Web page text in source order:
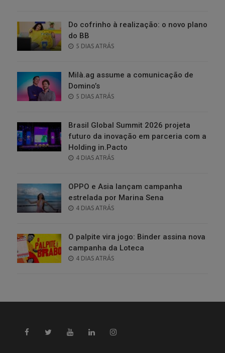
Do cofrinho à realização: o novo plano
do BB
POSTED
5 DIAS ATRÁS
Milà.ag assume a comunicação de
Domino’s
POSTED
5 DIAS ATRÁS
Brasil Global Summit 2026 projeta
futuro da inovação em parceria com a
Holding in.Pacto
POSTED
4 DIAS ATRÁS
OPPO e Asia lançam campanha
estrelada por Marina Sena
POSTED
4 DIAS ATRÁS
O palpite vira jogo: Binder assina nova
campanha da Loteca
POSTED
4 DIAS ATRÁS